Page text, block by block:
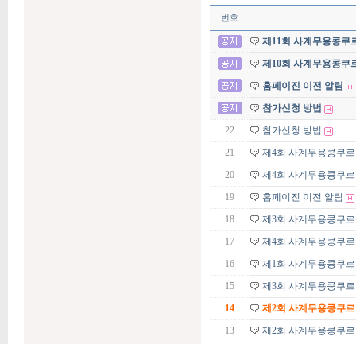
번호
제11회 사계무용콩쿠
제10회 사계무용콩쿠
홈페이진 이전 알림
참가신청 방법
22
참가신청 방법
21
제4회 사계무용콩쿠
20
제4회 사계무용콩쿠
19
홈페이진 이전 알림
18
제3회 사계무용콩쿠
17
제4회 사계무용콩쿠
16
제1회 사계무용콩쿠
15
제3회 사계무용콩쿠
14
제2회 사계무용콩쿠
13
제2회 사계무용콩쿠